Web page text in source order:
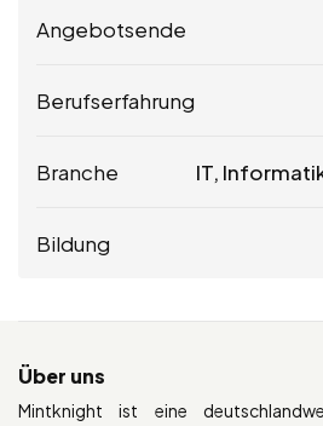
Angebotsende
Berufserfahrung
Branche IT,
Bildung
Über uns
Mintknight ist eine